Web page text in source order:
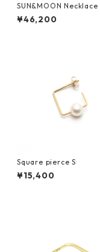
¥46,200
Square pierce S
¥15,400